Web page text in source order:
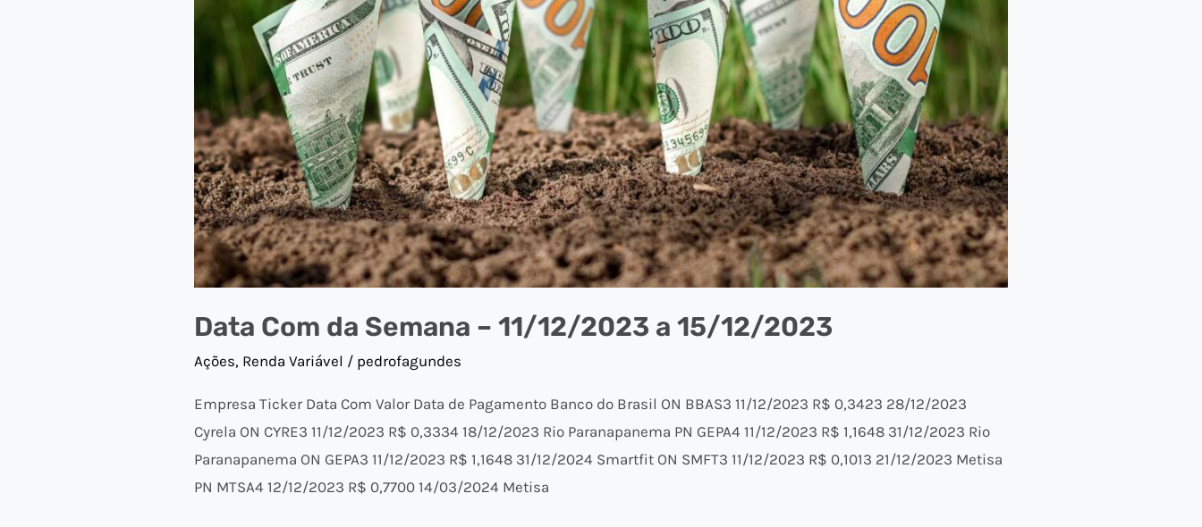
Data Com da Semana – 11/12/2023 a 15/12/2023
Ações, Renda Variável / pedrofagundes
Empresa Ticker Data Com Valor Data de Pagamento Banco do Brasil ON BBAS3 11/12/2023 R$ 0,3423 28/12/2023
Cyrela ON CYRE3 11/12/2023 R$ 0,3334 18/12/2023 Rio Paranapanema PN GEPA4 11/12/2023 R$ 1,1648 31/12/2023 Rio
Paranapanema ON GEPA3 11/12/2023 R$ 1,1648 31/12/2024 Smartfit ON SMFT3 11/12/2023 R$ 0,1013 21/12/2023 Metisa
PN MTSA4 12/12/2023 R$ 0,7700 14/03/2024 Metisa